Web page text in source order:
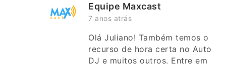
Equipe Maxcast
7 anos atrás
Olá Juliano! Também temos o
recurso de hora certa no Auto
DJ e muitos outros. Entre em